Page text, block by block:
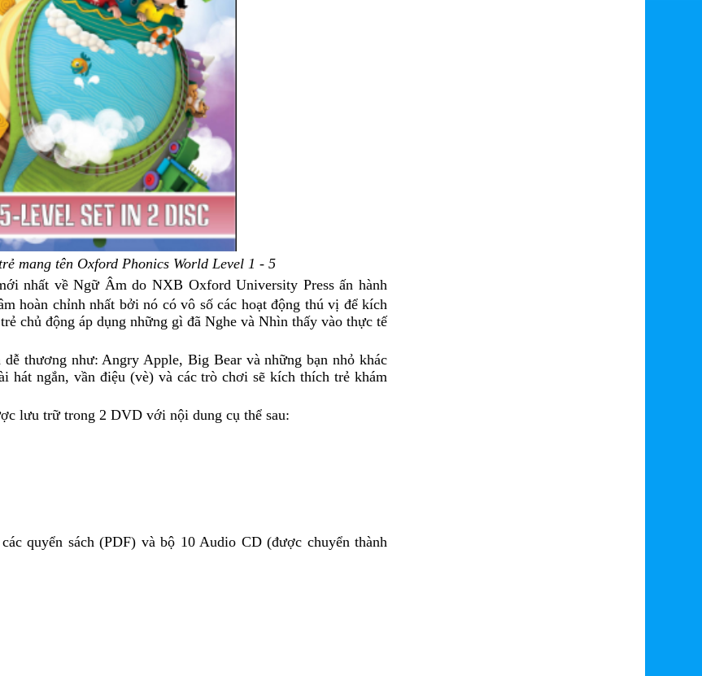
mang tên Oxford Phonics World Level 1 - 5
nhất về Ngữ Âm do NXB Oxford University Press ấn hành
hoàn chỉnh nhất bởi nó có vô số các hoạt động thú vị để kích
chủ động áp dụng những gì đã Nghe và Nhìn thấy vào thực tế
thương như: Angry Apple, Big Bear và những bạn nhỏ khác
hát ngắn, vần điệu (vè) và các trò chơi sẽ kích thích trẻ khám
lưu trữ trong 2 DVD với nội dung cụ thể sau:
quyển sách (PDF) và bộ 10 Audio CD (được chuyển thành